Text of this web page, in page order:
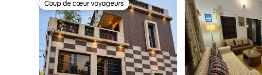
Coup de cœur voyageurs
Coup de cœur voyageurs